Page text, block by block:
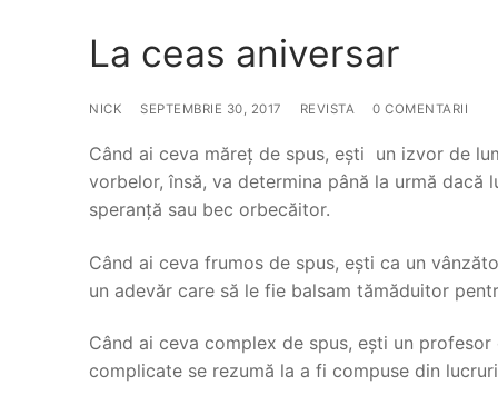
La ceas aniversar
NICK SEPTEMBRIE 30, 2017 REVISTA 0 COMENTARII
Când ai ceva măreț de spus, ești un izvor de
vorbelor, însă, va determina până la urmă
speranță sau bec orbecăitor.
Când ai ceva frumos de spus, ești ca un
un adevăr care să le fie balsam tămăduitor
Când ai ceva complex de spus, ești un
complicate se rezumă la a fi compuse din